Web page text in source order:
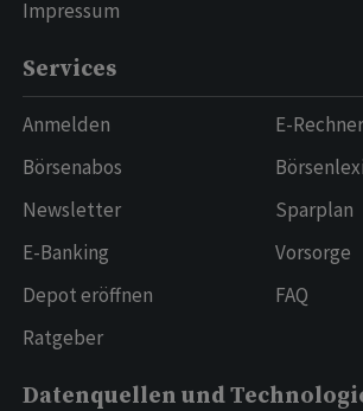
Impressum
Services
Anmelden
Börsenabos
Newsletter
E-Banking
Depot eröffnen
Ratgeber
E-Rechner
Sparplan
Vorsorge
FAQ
Datenquellen und